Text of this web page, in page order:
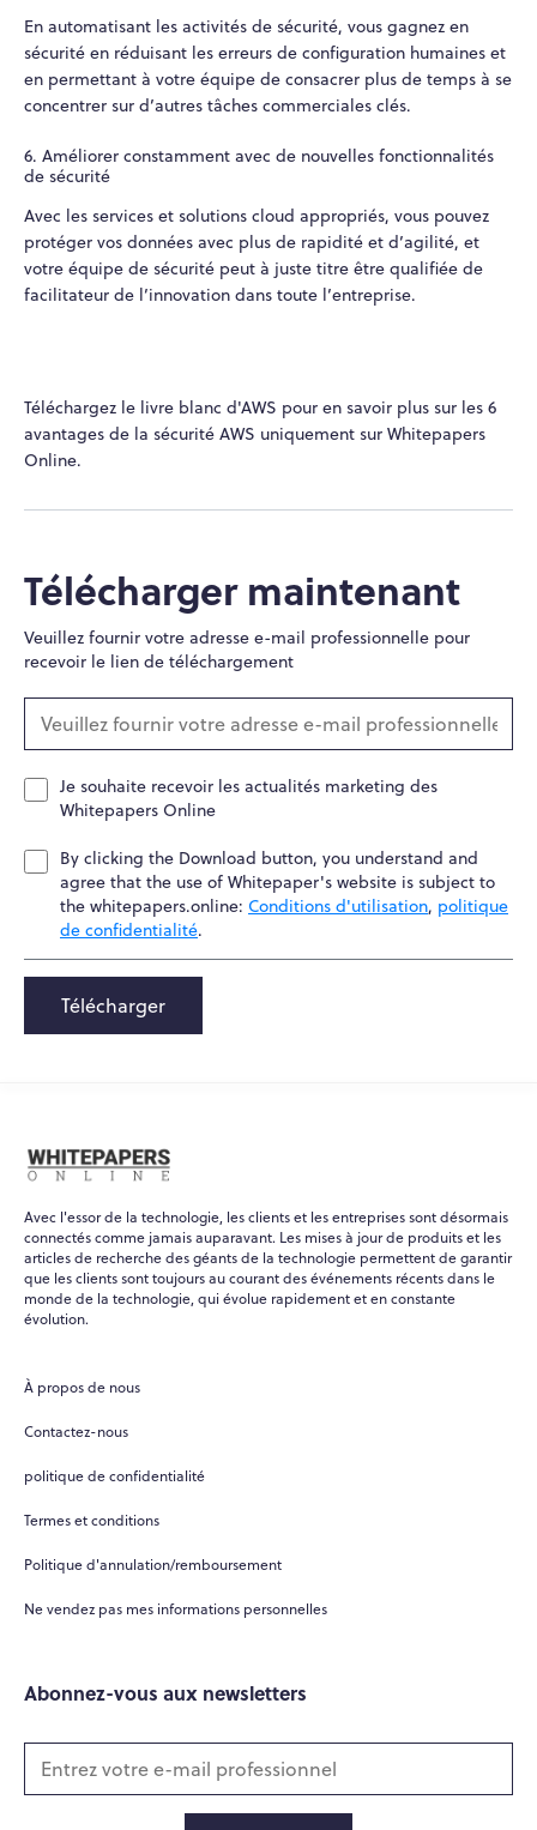
En automatisant les activités de sécurité, vous gagnez en
sécurité en réduisant les erreurs de configuration humaines et
en permettant à votre équipe de consacrer plus de temps à se
concentrer sur d’autres tâches commerciales clés.
6. Améliorer constamment avec de nouvelles fonctionnalités
de sécurité
Avec les services et solutions cloud appropriés, vous pouvez
protéger vos données avec plus de rapidité et d’agilité, et
votre équipe de sécurité peut à juste titre être qualifiée de
facilitateur de l’innovation dans toute l’entreprise.
Téléchargez le livre blanc d'AWS pour en savoir plus sur les 6
avantages de la sécurité AWS uniquement sur Whitepapers
Online.
Télécharger maintenant
Veuillez fournir votre adresse e-mail professionnelle pour
recevoir le lien de téléchargement
Je souhaite recevoir les actualités marketing des
Whitepapers Online
By clicking the Download button, you understand and
agree that the use of Whitepaper's website is subject to
the whitepapers.online: Conditions d'utilisation, politique
de confidentialité.
Télécharger
Avec l'essor de la technologie, les clients et les entreprises sont désormais
connectés comme jamais auparavant. Les mises à jour de produits et les
articles de recherche des géants de la technologie permettent de garantir
que les clients sont toujours au courant des événements récents dans le
monde de la technologie, qui évolue rapidement et en constante
évolution.
À propos de nous
Contactez-nous
politique de confidentialité
Termes et conditions
Politique d'annulation/remboursement
Ne vendez pas mes informations personnelles
Abonnez-vous aux newsletters